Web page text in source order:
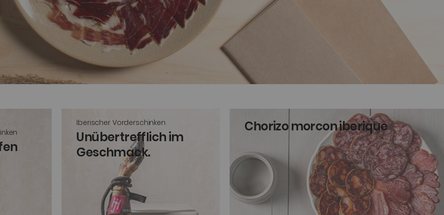
Iberischer Vorderschinken
Unübertrefflich im
Geschmack.
Chorizo morcon iberique